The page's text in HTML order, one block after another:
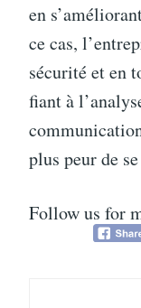
en
ce cas,
sécurité et en
fiant à
plus peur de
Follow us for